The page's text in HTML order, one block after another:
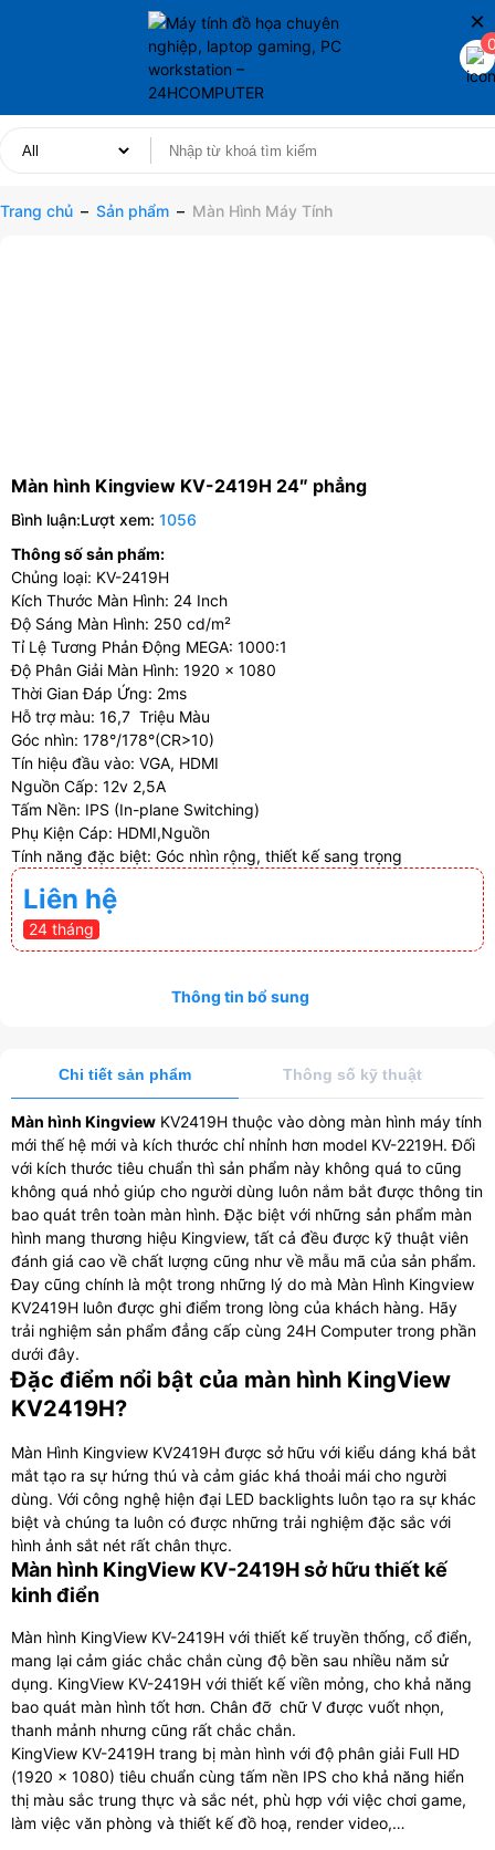
Trang chủ – Sản phẩm – Màn Hình Máy Tính
Màn hình Kingview KV-2419H 24″ phẳng
Bình luận:Lượt xem: 1056
Thông số sản phẩm:
Chủng loại: KV-2419H
Kích Thước Màn Hình: 24 Inch
Độ Sáng Màn Hình: 250 cd/m²
Tỉ Lệ Tương Phản Động MEGA: 1000:1
Độ Phân Giải Màn Hình: 1920 x 1080
Thời Gian Đáp Ứng: 2ms
Hỗ trợ màu: 16,7 Triệu Màu
Góc nhìn: 178°/178°(CR>10)
Tín hiệu đầu vào: VGA, HDMI
Nguồn Cấp: 12v 2,5A
Tấm Nền: IPS (In-plane Switching)
Phụ Kiện Cáp: HDMI,Nguồn
Tính năng đặc biệt: Góc nhìn rộng, thiết kế sang trọng
Liên hệ
24 tháng
Thông tin bổ sung
Chi tiết sản phẩm Thông số kỹ thuật
Màn hình Kingview KV2419H thuộc vào dòng màn hình máy tính
mới thế hệ mới và kích thước chỉ nhỉnh hơn model KV-2219H. Đối
với kích thước tiêu chuẩn thì sản phẩm này không quá to cũng
không quá nhỏ giúp cho người dùng luôn nắm bắt được thông tin
bao quát trên toàn màn hình. Đặc biệt với những sản phẩm màn
hình mang thương hiệu Kingview, tất cả đều được kỹ thuật viên
đánh giá cao về chất lượng cũng như về mẫu mã của sản phẩm.
Đay cũng chính là một trong những lý do mà Màn Hình Kingview
KV2419H luôn được ghi điểm trong lòng của khách hàng. Hãy
trải nghiệm sản phẩm đẳng cấp cùng 24H Computer trong phần
dưới đây.
Đặc điểm nổi bật của màn hình KingView
KV2419H?
Màn Hình Kingview KV2419H được sở hữu với kiểu dáng khá bắt
mắt tạo ra sự hứng thú và cảm giác khá thoải mái cho người
dùng. Với công nghệ hiện đại LED backlights luôn tạo ra sự khác
biệt và chúng ta luôn có được những trải nghiệm đặc sắc với
hình ảnh sắt nét rất chân thực.
Màn hình KingView KV-2419H sở hữu thiết kế
kinh điển
Màn hình KingView KV-2419H với thiết kế truyền thống, cổ điển,
mang lại cảm giác chắc chắn cùng độ bền sau nhiều năm sử
dụng. KingView KV-2419H với thiết kế viền mỏng, cho khả năng
bao quát màn hình tốt hơn. Chân đỡ chữ V được vuốt nhọn,
thanh mảnh nhưng cũng rất chắc chắn.
KingView KV-2419H trang bị màn hình với độ phân giải Full HD
(1920 x 1080) tiêu chuẩn cùng tấm nền IPS cho khả năng hiển
thị màu sắc trung thực và sắc nét, phù hợp với việc chơi game,
làm việc văn phòng và thiết kế đồ hoạ, render video,…
×